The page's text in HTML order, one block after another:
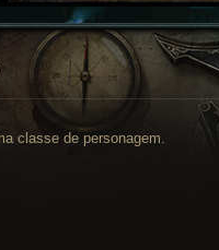
classe de personagem.